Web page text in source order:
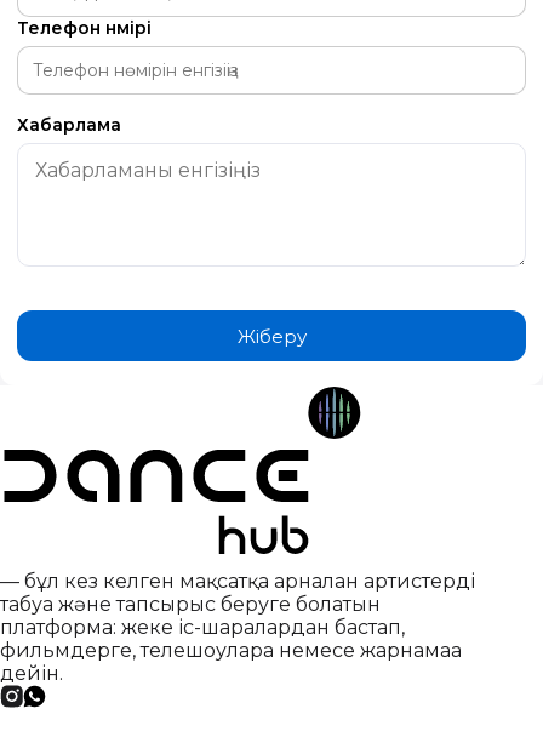
Телефон нөмірі
Хабарлама
Жіберу
— бұл кез келген мақсатқа арналған артистерді
табуға және тапсырыс беруге болатын
платформа: жеке іс-шаралардан бастап,
фильмдерге, телешоуларға немесе жарнамаға
дейін.